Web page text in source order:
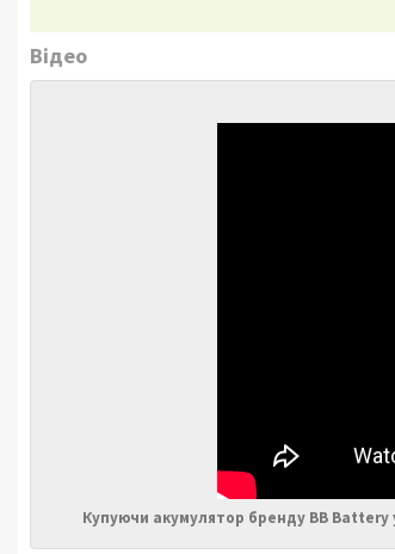
Відео
Купуючи акумулятор бренду BB Battery